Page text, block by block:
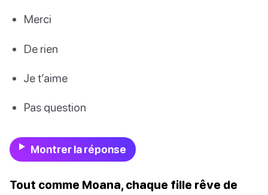
Merci
De rien
Je t’aime
Pas question
Montrer la réponse
Tout comme Moana, chaque fille rêve de